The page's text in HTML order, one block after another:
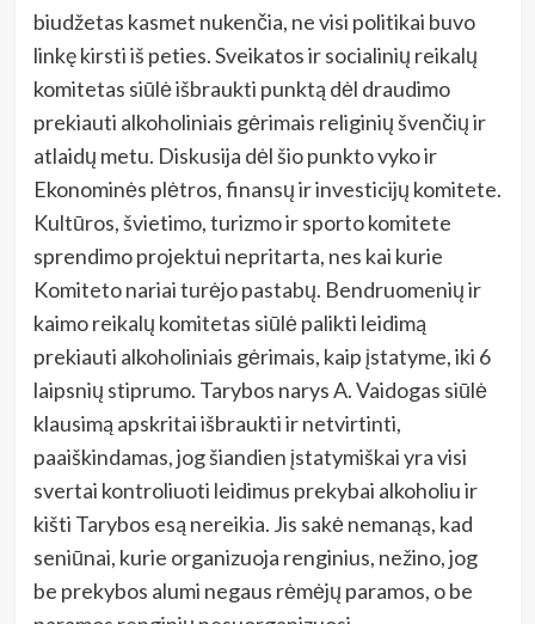
biudžetas kasmet nukenčia, ne visi politikai buvo
linkę kirsti iš peties. Sveikatos ir socialinių reikalų
komitetas siūlė išbraukti punktą dėl draudimo
prekiauti alkoholiniais gėrimais religinių švenčių ir
atlaidų metu. Diskusija dėl šio punkto vyko ir
Ekonominės plėtros, finansų ir investicijų komitete.
Kultūros, švietimo, turizmo ir sporto komitete
sprendimo projektui nepritarta, nes kai kurie
Komiteto nariai turėjo pastabų. Bendruomenių ir
kaimo reikalų komitetas siūlė palikti leidimą
prekiauti alkoholiniais gėrimais, kaip įstatyme, iki 6
laipsnių stiprumo. Tarybos narys A. Vaidogas siūlė
klausimą apskritai išbraukti ir netvirtinti,
paaiškindamas, jog šiandien įstatymiškai yra visi
svertai kontroliuoti leidimus prekybai alkoholiu ir
kišti Tarybos esą nereikia. Jis sakė nemanąs, kad
seniūnai, kurie organizuoja renginius, nežino, jog
be prekybos alumi negaus rėmėjų paramos, o be